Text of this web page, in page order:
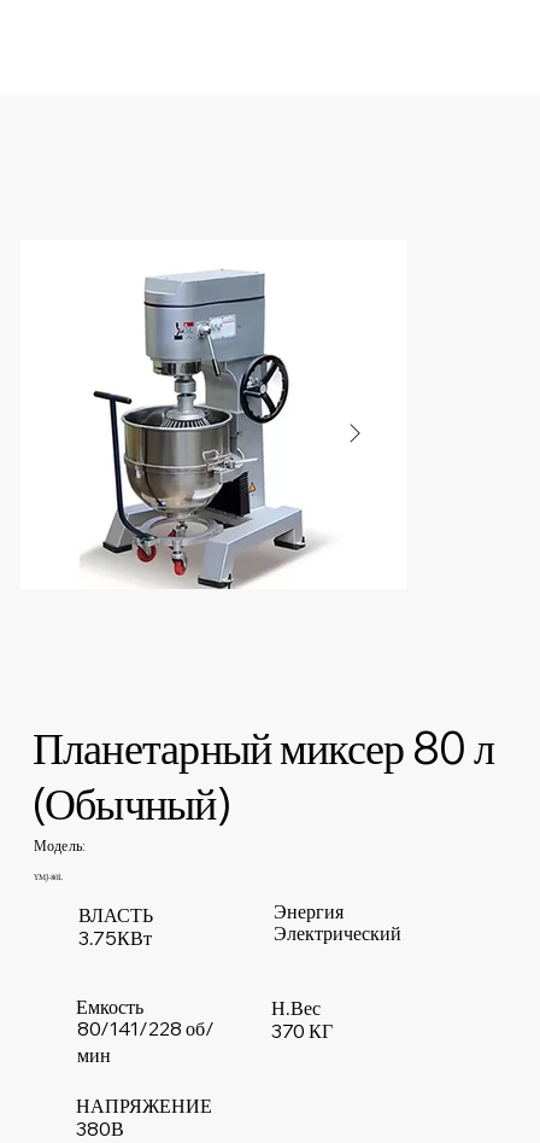
Планетарный миксер 80 л
(Обычный)
Модель:
YMJ-80L
ВЛАСТЬ
3.75КВт
380В
НАПРЯЖЕНИЕ
370 КГ
Н.Вес
80/141/228 об/
мин
Емкость
Электрический
Энергия